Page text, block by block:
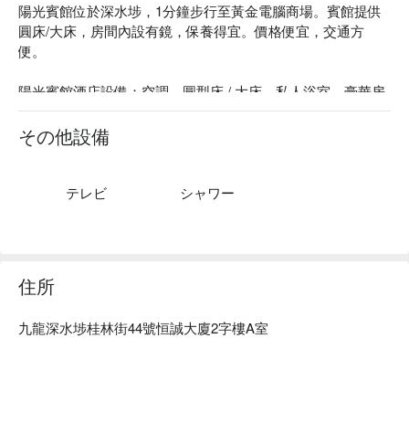
陽光賓館位於深水埗，1分鐘步行至黃金電腦商場。賓館提供
圓床/大床，房間內設有鏡，保養得宜。價格便宜，交通方
便。
陽光賓館酒店設備：空調、圓型床 / 大床、私人浴室。豪華房
另設有 50寸電視、Netflix & Youtube、一次性毛巾（另收費）
陽光賓館推薦：距離深水埗地鐵站僅有 2 分鐘步行路程！
陽光賓館情侶時鐘酒店、陽光賓館情侶好去處、陽光賓館深水
その他設備
テレビ シャワー
住所
九龍深水埗桂林街44號恒誠大廈2字樓A室